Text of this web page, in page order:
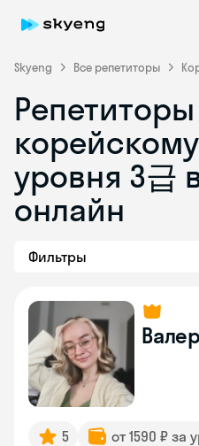
Skyeng Все репетиторы
уровня 3급
онлайн
Фильтры
5 от 1590 ₽ за
Skyeng Chat